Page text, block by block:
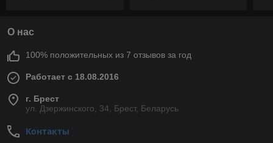
О нас
100% положительных из 7 отзывов за год
Работает с 18.08.2016
г. Брест
ул. Дзержинского, 34, Брест, Беларусь
Контакты